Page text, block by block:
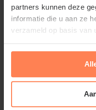
partners kunnen deze
informatie die u aan ze
verzameld op basis van